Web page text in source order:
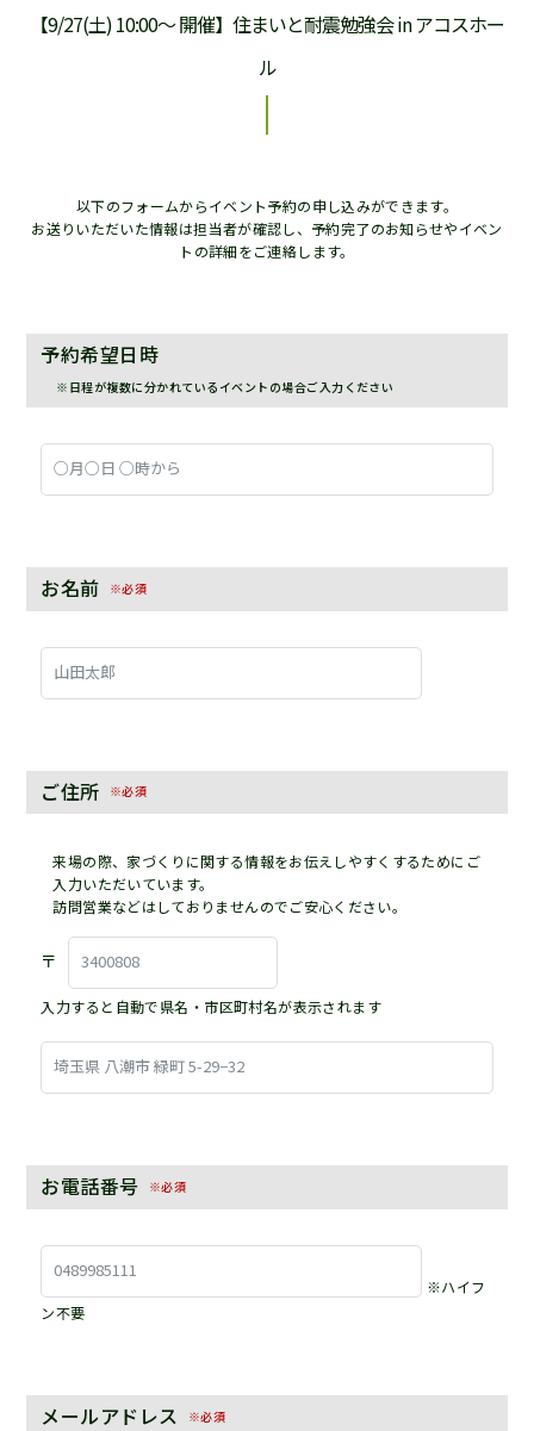
【9/27(土) 10:00〜 開催】住まいと耐震勉強会 in アコスホー
ル
以下のフォームからイベント予約の申し込みができます。
お送りいただいた情報は担当者が確認し、予約完了のお知らせやイベン
トの詳細をご連絡します。
予約希望日時
※日程が複数に分かれているイベントの場合ご入力ください
お名前 ※必須
ご住所 ※必須
来場の際、家づくりに関する情報をお伝えしやすくするためにご
入力いただいています。
訪問営業などはしておりませんのでご安心ください。
〒
入力すると自動で県名・市区町村名が表示されます
お電話番号 ※必須
※ハイフ
ン不要
メールアドレス ※必須